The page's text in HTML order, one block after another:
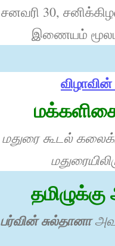
சனவரி 30,
இணையம்
மதுரை கூடல்
பர்வின் சுல்தானா